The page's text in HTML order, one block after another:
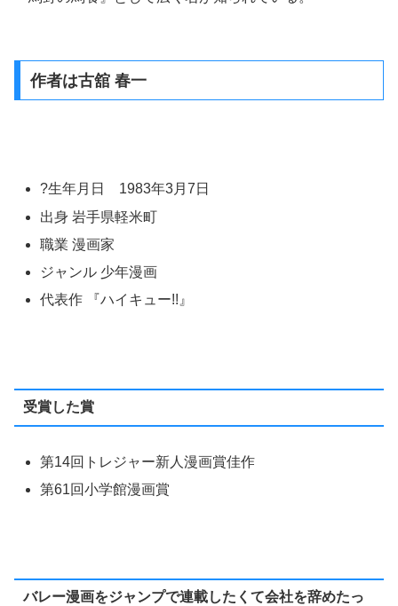
作者は古舘 春一
?生年月日 1983年3月7日
出身 岩手県軽米町
職業 漫画家
ジャンル 少年漫画
代表作 『ハイキュー!!』
受賞した賞
第14回トレジャー新人漫画賞佳作
第61回小学館漫画賞
バレー漫画をジャンプで連載したくて会社を辞めたっ